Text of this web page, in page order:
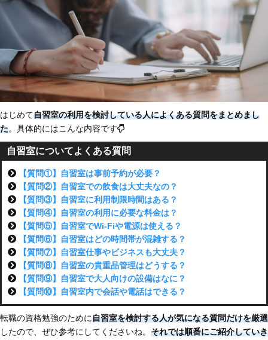
はじめて自習室の利用を検討している人によくある質問をまとめまし
た。具体的にはこんな内容です
自習室についてよくある質問
【質問①】自習室は事前予約が必要？
【質問②】自習室での飲食は大丈夫なの？
【質問③】自習室に利用制限時間はある？
【質問④】自習室の利用に必要な料金は？
【質問⑤】自習室でWi-Fiや電源は使える？
【質問⑥】自習室はどの時間帯が混雑する？
【質問⑦】自習室仕事やビジネスも大丈夫？
【質問⑧】自習室の貴重品管理はどうする？
【質問⑨】自習室で大人向けの設備はなに？
【質問⑩】自習室内で会話や電話はできる？
転職の資格勉強のために自習室を検討する人が気になる質問だけを厳選
したので、ぜひ参考にしてくださいね。 それでは順番にご紹介していき